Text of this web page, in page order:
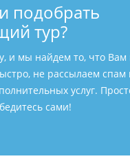
подобрать
тур?
и мы найдем то, что Вам
не рассылаем спам
услуг.
сами!